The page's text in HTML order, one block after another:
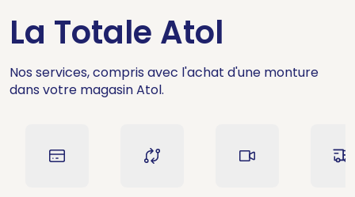
La Totale Atol
Nos services, compris avec l'achat d'une monture
dans votre magasin Atol.